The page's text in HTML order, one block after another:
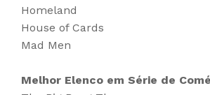
Homeland
House of Cards
Mad Men
Melhor Elenco em Série de